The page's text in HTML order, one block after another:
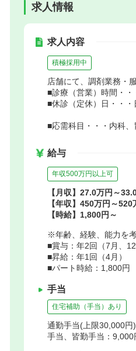
求人情報
求人内容
積極採用中
店舗にて、調剤業務・
■診療（営業）時間・
■休診（定休）日・・・
■応需科目・・・内科、
給与
年収500万円以上可
【月収】27.0万円～
【年収】450万円～
【時給】1,800円～
※年齢、経験、能力を
■賞与：年2回（7月、12
■昇給：年1回（4月）
■パート時給：1,800円
手当
住宅補助（手当）あり
通勤手当(上限30,000
手当、皆勤手当：